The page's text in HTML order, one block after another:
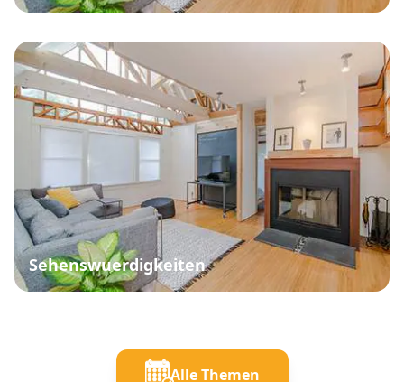
Sehenswuerdigkeiten
Alle Themen